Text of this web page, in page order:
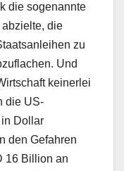
die sogenannte
die
zu
Und
keinerlei
die US-
Dollar
den Gefahren
16 Billion an